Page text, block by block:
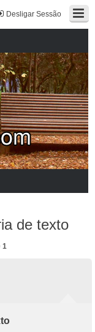
Desligar Sessão
de texto
1